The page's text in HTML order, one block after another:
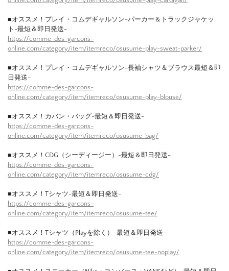
■オススメ！プレイ・コムデギャルソン-パーカー＆トラックジャケッ
ト-最短＆即日発送-
https://comme-des-garcons-
online.com/category/item/itemreco/osusume-play-sweat-parker/
■オススメ！プレイ・コムデギャルソン-長袖シャツ＆ブラウス最短＆即
日発送-
https://comme-des-garcons-
online.com/category/item/itemreco/osusume-play-blouse/
■オススメ！カバン・バッグ-最短＆即日発送-
https://comme-des-garcons-
online.com/category/item/itemreco/osusume-bag/
■オススメ！CDG（シーディージー）-最短＆即日発送-
https://comme-des-garcons-
online.com/category/item/itemreco/osusume-cdg/
■オススメ！Tシャツ-最短＆即日発送-
https://comme-des-garcons-
online.com/category/item/itemreco/osusume-tee/
■オススメ！Tシャツ（Playを除く）-最短＆即日発送-
https://comme-des-garcons-
online.com/category/item/itemreco/osusume-tee-noplay/